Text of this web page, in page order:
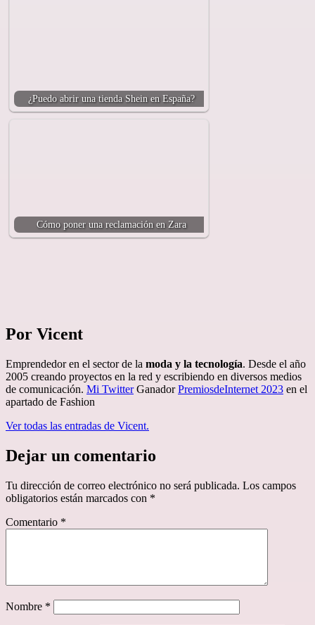
¿Puedo abrir una tienda Shein en España?
Cómo poner una reclamación en Zara
Por Vicent
Emprendedor en el sector de la moda y la tecnología. Desde el año
2005 creando proyectos en la red y escribiendo en diversos medios
de comunicación. Mi TwitterGanadorPremiosdeInternet 2023 en el
apartado de Fashion
Ver todas las entradas de Vicent.
Dejar un comentario
Tu dirección de correo electrónico no será publicada. Los campos
obligatorios están marcados con *
Comentario *
Nombre *